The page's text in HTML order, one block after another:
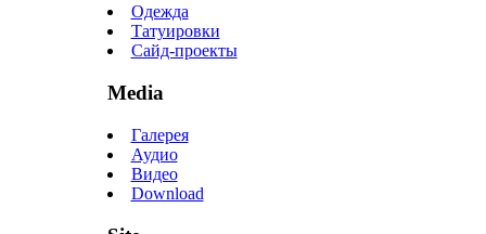
Одежда
Татуировки
Сайд-проекты
Media
Галерея
Аудио
Видео
Download